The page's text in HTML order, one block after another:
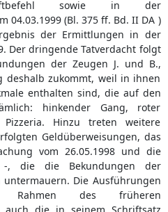
sowie in der
04.03.1999 (Bl. 375 ff. Bd. II DA )
der Ermittlungen in der
Der dringende Tatverdacht folgt
der Zeugen J. und B.,
deshalb zukommt, weil in ihnen
enthalten sind, die auf den
hinkender Gang, roter
Hinzu treten weitere
Geldüberweisungen, das
vom 26.05.1998 und die
-, die die Bekundungen der
untermauern. Die Ausführungen
des früheren
auch die in seinem Schriftsatz